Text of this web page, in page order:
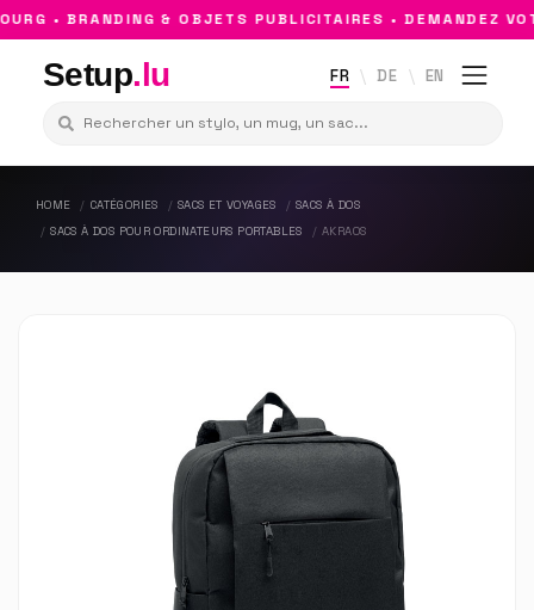
• BRANDING & OBJETS PUBLICITAIRES • DEMANDEZ
Setup.lu FR DE EN
HOME CATÉGORIES SACS ET VOYAGES
SACS À DOS
SACS À DOS POUR ORDINATEURS PORTABLES
AKRAOS